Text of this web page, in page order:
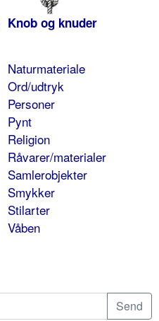
Knob og knuder
Naturmateriale
Ord/udtryk
Personer
Pynt
Religion
Råvarer/materialer
Samlerobjekter
Smykker
Stilarter
Våben